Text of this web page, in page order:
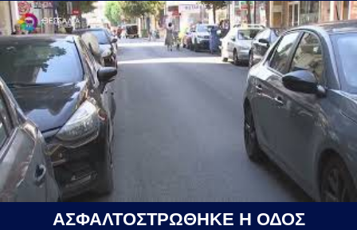
ΑΣΦΑΛΤΟΣΤΡΩΘΗΚΕ Η ΟΔΟΣ